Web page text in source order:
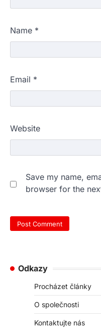
Name *
Email *
Website
Save my name,
browser for the
Odkazy
Procházet články
O společnosti
Kontaktujte nás